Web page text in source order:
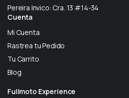
Pereira Invico: Cra. 13 #14-34
Cuenta
Mi Cuenta
Rastrea tu Pedido
Tu Carrito
Blog
Fullmoto Experience